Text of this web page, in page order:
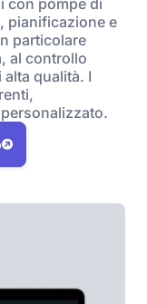
con pompe di
pianificazione e
particolare
al controllo
qualità. I